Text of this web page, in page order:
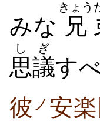
みな 兄
きょう
思議
しぎ
す
彼 ノ 安